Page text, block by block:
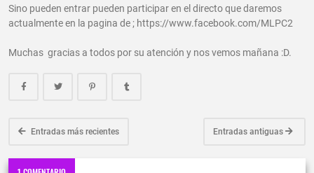
Sino pueden entrar pueden participar en el directo que daremos
actualmente en la pagina de ; https://www.facebook.com/MLPC2
Muchas gracias a todos por su atención y nos vemos mañana :D.
Entradas más recientes Entradas antiguas